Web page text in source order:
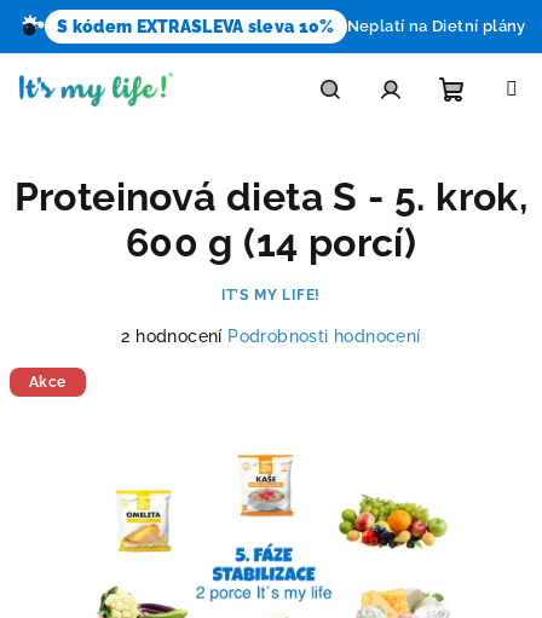
S kódem EXTRASLEVA sleva 10% Neplatí na Dietní plány
košík
Proteinová dieta S - 5. krok,
600 g (14 porcí)
IT’S MY LIFE!
produktu
2 hodnocení Podrobnosti hodnocení
Akce